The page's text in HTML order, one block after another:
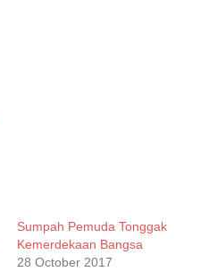
Sumpah Pemuda Tonggak
Kemerdekaan Bangsa
28 October 2017